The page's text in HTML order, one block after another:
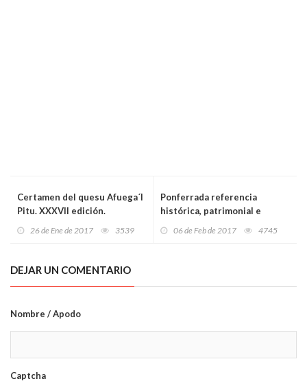
Certamen del quesu Afuega´l
Pitu. XXXVII edición.
26 de Ene de 2017 3539
Ponferrada referencia
histórica, patrimonial e
06 de Feb de 2017 4745
DEJAR UN COMENTARIO
Nombre / Apodo
Captcha